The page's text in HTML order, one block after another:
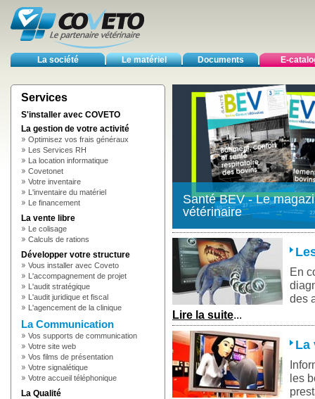
La société Le matériel Documents E-
Services
S'installer avec COVETO
La gestion de votre activité
Optimisez vos frais généraux
Les Services RH
La location informatique
Covetonet
Votre inventaire
L'inventaire du matériel
Le financement
La vente libre
Le colisage
Calculs de rations
Développer votre structure
Vous installer avec Coveto
L'accompagnement de projet
L'audit stratégique
L'audit juridique et fiscal
L'agencement de la clinique
La Communication
Vos supports de communication
Votre site web
Vos films de présentation
Votre signalétique
Votre accueil téléphonique
La Qualité
Santé BEV - Le
vétérinaire
En
des
Lire la suite...
La
les